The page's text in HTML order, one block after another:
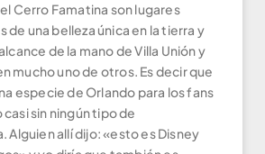
Cerro Famatina son lugares
una belleza única en la tierra y
de la mano de Villa Unión y
mucho uno de otros. Es decir que
especie de Orlando para los fans
sin ningún tipo de
Alguien allí dijo: «esto es Disney